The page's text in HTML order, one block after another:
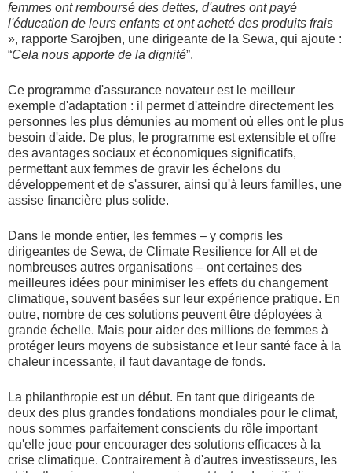
femmes ont remboursé des dettes, d'autres ont payé
l'éducation de leurs enfants et ont acheté des produits frais
», rapporte Sarojben, une dirigeante de la Sewa, qui ajoute :
“Cela nous apporte de la dignité”.
Ce programme d'assurance novateur est le meilleur
exemple d'adaptation : il permet d'atteindre directement les
personnes les plus démunies au moment où elles ont le plus
besoin d'aide. De plus, le programme est extensible et offre
des avantages sociaux et économiques significatifs,
permettant aux femmes de gravir les échelons du
développement et de s'assurer, ainsi qu'à leurs familles, une
assise financière plus solide.
Dans le monde entier, les femmes – y compris les
dirigeantes de Sewa, de Climate Resilience for All et de
nombreuses autres organisations – ont certaines des
meilleures idées pour minimiser les effets du changement
climatique, souvent basées sur leur expérience pratique. En
outre, nombre de ces solutions peuvent être déployées à
grande échelle. Mais pour aider des millions de femmes à
protéger leurs moyens de subsistance et leur santé face à la
chaleur incessante, il faut davantage de fonds.
La philanthropie est un début. En tant que dirigeants de
deux des plus grandes fondations mondiales pour le climat,
nous sommes parfaitement conscients du rôle important
qu'elle joue pour encourager des solutions efficaces à la
crise climatique. Contrairement à d'autres investisseurs, les